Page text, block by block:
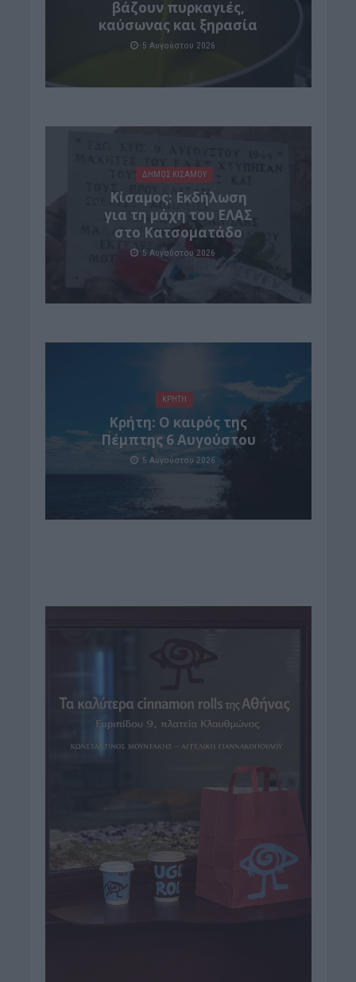
βάζουν πυρκαγιές,
καύσωνας και ξηρασία
5 Αυγούστου 2026
ΔΉΜΟΣ ΚΙΣΆΜΟΥ
Κίσαμος: Εκδήλωση
για τη μάχη του ΕΛΑΣ
στο Κατσοματάδο
5 Αυγούστου 2026
ΚΡΗΤΗ
Κρήτη: Ο καιρός της
Πέμπτης 6 Αυγούστου
5 Αυγούστου 2026